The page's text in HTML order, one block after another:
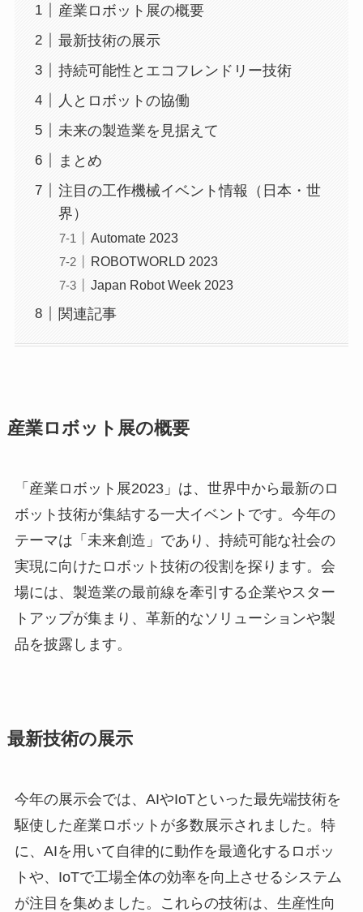
産業ロボット展の概要
最新技術の展示
持続可能性とエコフレンドリー技術
人とロボットの協働
未来の製造業を見据えて
まとめ
注目の工作機械イベント情報（日本・世
界）
Automate 2023
ROBOTWORLD 2023
Japan Robot Week 2023
関連記事
産業ロボット展の概要
「産業ロボット展2023」は、世界中から最新のロ
ボット技術が集結する一大イベントです。今年の
テーマは「未来創造」であり、持続可能な社会の
実現に向けたロボット技術の役割を探ります。会
場には、製造業の最前線を牽引する企業やスター
トアップが集まり、革新的なソリューションや製
品を披露します。
最新技術の展示
今年の展示会では、AIやIoTといった最先端技術を
駆使した産業ロボットが多数展示されました。特
に、AIを用いて自律的に動作を最適化するロボッ
トや、IoTで工場全体の効率を向上させるシステム
が注目を集めました。これらの技術は、生産性向